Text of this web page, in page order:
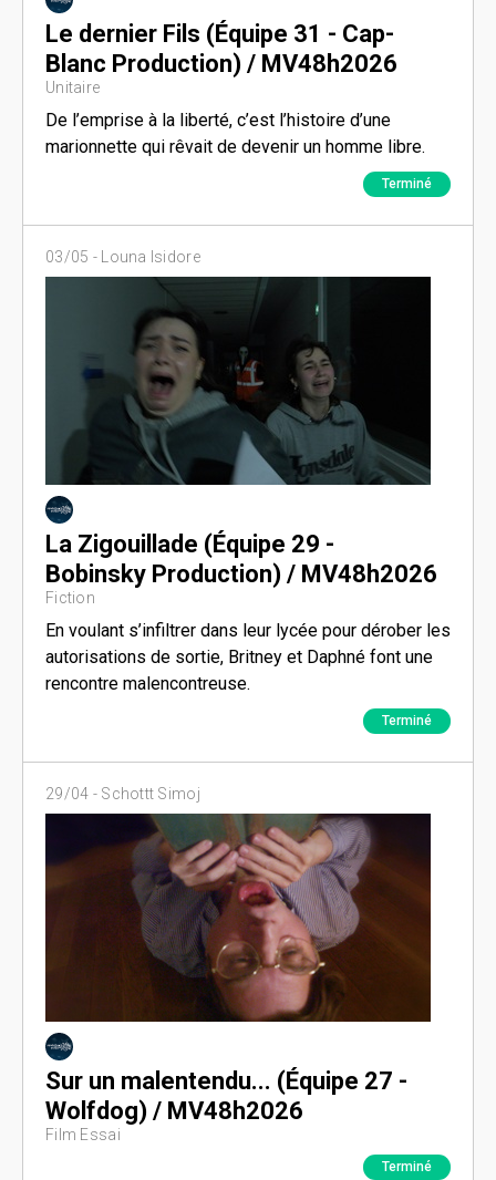
Le dernier Fils (Équipe 31 - Cap-
Blanc Production) / MV48h2026
Unitaire
De l’emprise à la liberté, c’est l’histoire d’une
marionnette qui rêvait de devenir un homme libre.
Terminé
03/05 - Louna Isidore
La Zigouillade (Équipe 29 -
Bobinsky Production) / MV48h2026
Fiction
En voulant s’infiltrer dans leur lycée pour dérober les
autorisations de sortie, Britney et Daphné font une
rencontre malencontreuse.
Terminé
29/04 - Schottt Simoj
Sur un malentendu... (Équipe 27 -
Wolfdog) / MV48h2026
Film Essai
Terminé